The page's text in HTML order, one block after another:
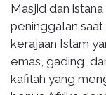
Masjid dan
peninggalan
kerajaan Islam
emas, gading,
kafilah yang